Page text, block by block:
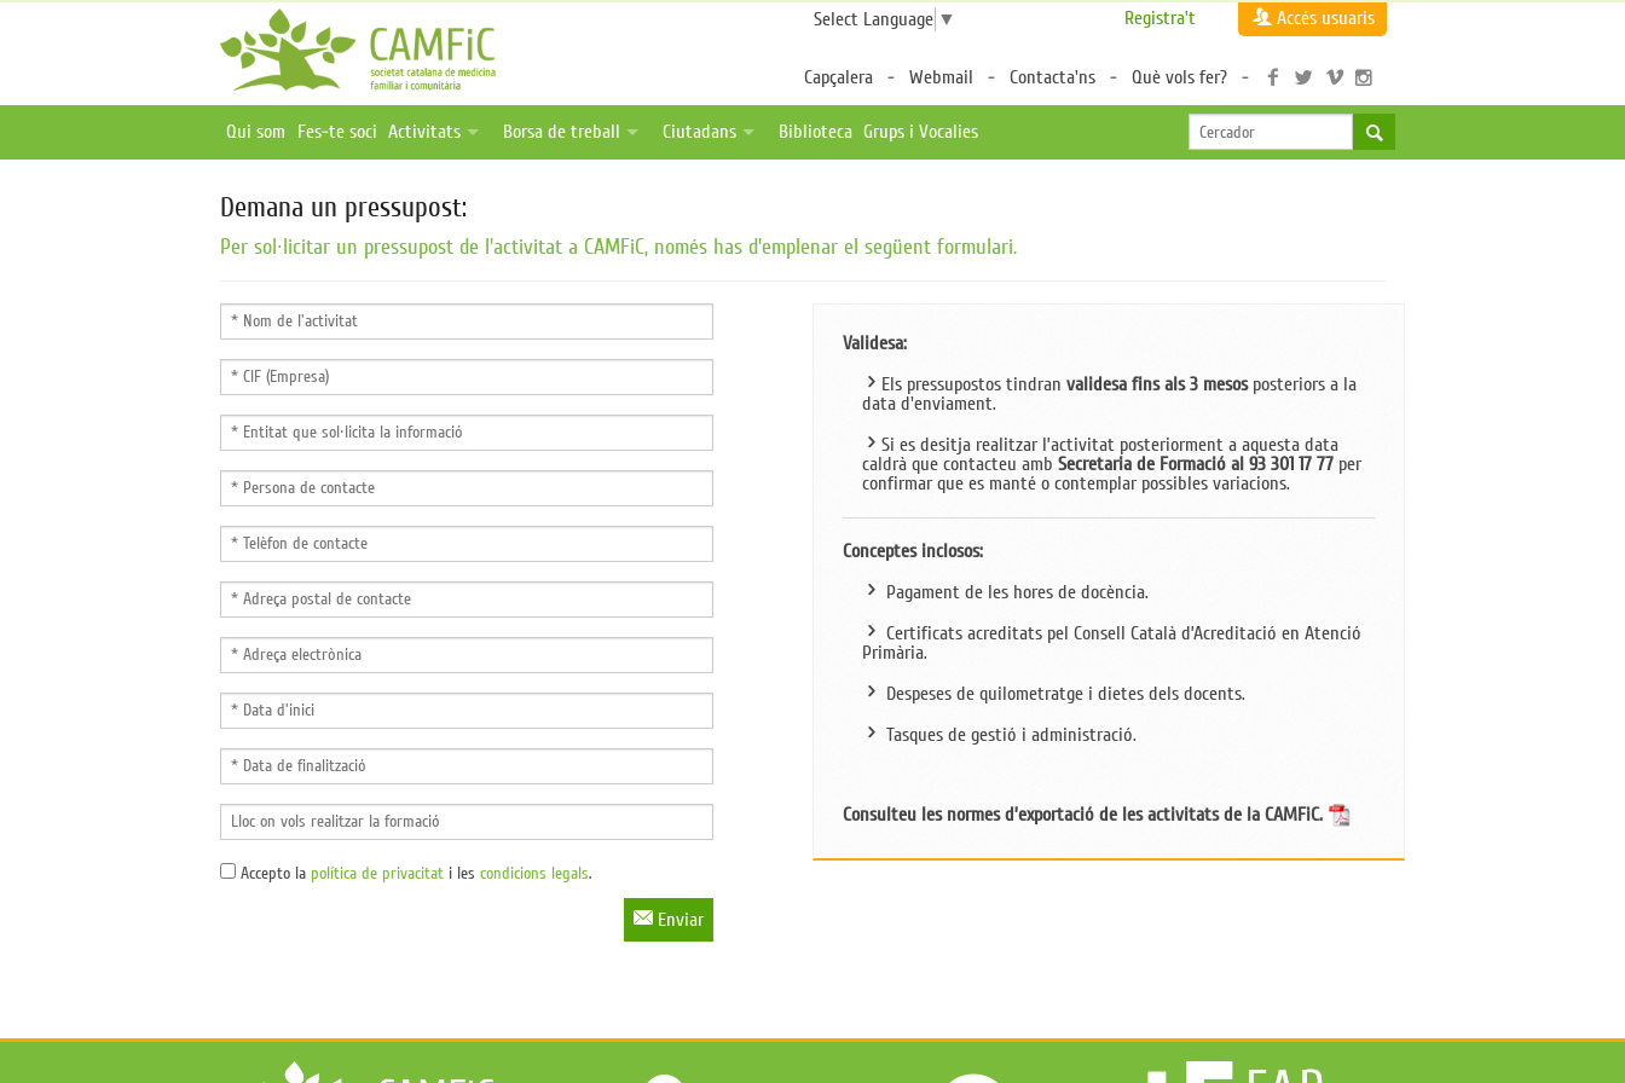
Select Language ▼ Registra't Accés usuaris
Capçalera Webmail Contacta'ns Què vols fer?
Qui som Fes-te soci Activitats
Activitats online i a distància
Oferta formativa externalitzable
Borsa de treball
Ciutadans
Enllaços d'interès
Biblioteca Grups i Vocalies
Demana un pressupost:
Per sol·licitar un pressupost de l'activitat a CAMFiC, només has d'emplenar el següent formulari.
Validesa:
Els pressupostos tindran validesa fins als 3 mesosposteriors a la
data d'enviament.
Si es desitja realitzar l’activitat posteriorment a aquesta data
caldrà que contacteu amb Secretaria de Formació al 93 301 17 77 per
confirmar que es manté o contemplar possibles variacions.
Conceptes inclosos:
Pagament de les hores de docència.
Certificats acreditats pel Consell Català d’Acreditació en Atenció
Primària.
Despeses de quilometratge i dietes dels docents.
Tasques de gestió i administració.
Consulteu les normes d’exportació de les activitats de la CAMFiC.
Accepto la política de privacitat i les condicions legals.
Enviar